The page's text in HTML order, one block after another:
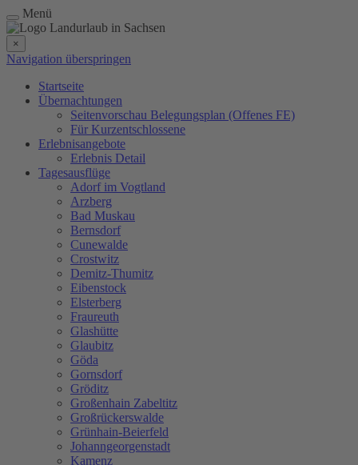
Menü
×
Navigation überspringen
Startseite
Übernachtungen
Seitenvorschau Belegungsplan (Offenes FE)
Für Kurzentschlossene
Erlebnisangebote
Erlebnis Detail
Tagesausflüge
Adorf im Vogtland
Arzberg
Bad Muskau
Bernsdorf
Cunewalde
Crostwitz
Demitz-Thumitz
Eibenstock
Elsterberg
Fraureuth
Glashütte
Glaubitz
Göda
Gornsdorf
Gröditz
Großenhain Zabeltitz
Großrückerswalde
Grünhain-Beierfeld
Johanngeorgenstadt
Kamenz